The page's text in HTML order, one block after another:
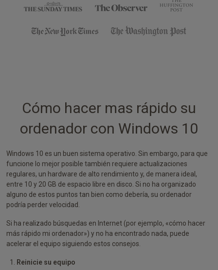
Cómo hacer mas rápido su
ordenador con Windows 10
Windows 10 es un buen sistema operativo. Sin embargo, para que
funcione lo mejor posible también requiere actualizaciones
regulares, un hardware de alto rendimiento y, de manera ideal,
entre 10 y 20 GB de espacio libre en disco. Si no ha organizado
alguno de estos puntos tan bien como debería, su ordenador
podría perder velocidad.
Si ha realizado búsquedas en Internet (por ejemplo, «cómo hacer
más rápido mi ordenador») y no ha encontrado nada, puede
acelerar el equipo siguiendo estos consejos.
Reinicie su equipo